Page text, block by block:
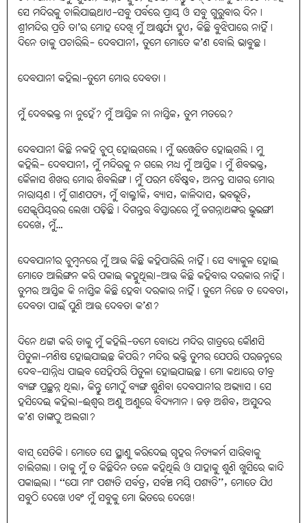
ସେ ମନ୍ଦିରକୁ ଚାଲିଯାଇଥାଏ-ସବୁ ପର୍ବରେ ପ୍ରାୟ ଓ ସବୁ ଗୁରୁବାର ଦିନ।
ଶ୍ରୀମନ୍ଦିର ପ୍ରତି ତା’ର ମୋହ ଦେଖି ମୁଁ ଆଶ୍ଚର୍ଯ୍ୟ ହୁଏ, କିଛି ବୁଝିପାରେ ନାହିଁ।
ଦିନେ ତାକୁ ପଚାରିଲି- ଦେବଯାନୀ, ତୁମେ ମୋତେ କ’ଣ ବୋଲି ଭାବୁଛ।
ଦେବଯାନୀ କହିଲା-ତୁମେ ମୋର ଦେବତା।
ମୁଁ ଦେବଭକ୍ତ ନା ନୁହେଁ? ମୁଁ ଆସ୍ତିକ ନା ନାସ୍ତିକ, ତୁମ ମତରେ?
ଦେବଯାନୀ କିଛି ନକହି ଚୁପ୍‌ ହୋଇଗଲେ। ମୁଁ ଉତ୍ତେଜିତ ହୋଇଗଲି। ମୁ
କହିଲି- ଦେବଯାନୀ, ମୁଁ ମନ୍ଦିରକୁ ନ ଗଲେ ମଧ୍ୟ ମୁଁ ଆସ୍ତିକ। ମୁଁ ଶିବଭକ୍ତ,
କୈଳାସ ଶିଖର ମୋର ଶିବଲିଙ୍ଗ। ମୁଁ ପରମ ବୈଷ୍ଣବ, ଅନନ୍ତ ସାଗର ମୋର
ନାରାୟଣ। ମୁଁ ଗାଣପତ୍ୟ, ମୁଁ ବାଲ୍ମୀକି, ବ୍ୟାସ, କାଳିଦାସ, ଭବଭୂତି,
ସେକ୍ସ୍‌ପିୟରର ଲେଖା ପଢ଼ିଛି। ଦିଗନ୍ତର ବିସ୍ତାରରେ ମୁଁ ଜଗନ୍ନାଥଙ୍କର ଭ୍ରୂଭଙ୍ଗୀ
ଦେଖେ, ମୁଁ…
ଦେବଯାନୀର ଚୁମ୍ବନରେ ମୁଁ ଆଉ କିଛି କହିପାରିଲି ନାହିଁ। ସେ ବ୍ୟାକୁଳ ହୋଇ
ମୋତେ ଆଲିଙ୍ଗନ କରି ପକାଇ କହୁଥିଲା-ଆଉ କିଛି କହିବାର ଦରକାର ନାହିଁ।
ତୁମର ଆସ୍ତିକ କି ନାସ୍ତିକ କିଛି ହେବା ଦରକାର ନାହିଁ। ତୁମେ ନିଜେ ତ ଦେବତା,
ଦେବତା ପାଇଁ ପୁଣି ଆଉ ଦେବତା କ’ଣ?
ଦିନେ ଥଟ୍ଟା କରି ତାକୁ ମୁଁ କହିଲି-ତମେ ବୋଧେ ମନ୍ଦିର ଗାତ୍ରରେ କୌଣସି
ପିତୁଳା-ମଣିଷ ହୋଇଯାଇଛ କିପରି? ମନ୍ଦିର ଭକ୍ତି ତୁମର ଯେପରି ପରଜନ୍ମରେ
ଦେବ-ସାନ୍ନିଧ୍ୟ ପାଇବ ସେହିପରି ପିତୁଳା ହୋଇଯାଇଛ। ମୋ କଥାରେ ତୀବ୍ର
ବ୍ୟଙ୍ଗ ପ୍ରଚ୍ଛନ୍ନ ଥିଲା, କିନ୍ତୁ ମୋଠୁଁ ବ୍ୟଙ୍ଗ ଶୁଣିବା ଦେବଯାନୀର ଅଭ୍ୟାସ। ସେ
ହସିଦେଇ କହିଲା-ଈଶ୍ୱର ଅଣୁ ଅଣୁରେ ବିଦ୍ୟମାନ। ଜଡ଼ ଅଶିବ, ଅସୁନ୍ଦର
କ’ଣ ତାଙ୍କଠୁ ଅଲଗା?
ବାସ୍‌ ସେତିକି। ମୋତେ ସେ ସ୍ଥାଣୁ କରିଦେଇ ଗୃହର ନିତ୍ୟକର୍ମ ସାରିବାକୁ
ଚାଲିଗଲା। ତାକୁ ମୁଁ ତ କିଛିଦିନ ତଳେ କହିଥିଲି ଓ ଯାହାକୁ ଶୁଣି ଖୁସିରେ କାନ୍ଦି
ପକାଇଲା। ‘‘ଯୋ ମାଂ ପଶ୍ୟତି ସର୍ବତ୍ର, ସର୍ବଞ୍ଚ ମୟି ପଶ୍ୟତି’’, ମୋତେ ଯିଏ
ସବୁଠି ଦେଖେ ଏବଂ ମୁଁ ସବୁକୁ ମୋ ଭିତରେ ଦେଖେ!